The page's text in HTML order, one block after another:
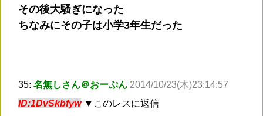
その後大騒ぎになった
ちなみにその子は小学3年生だった
35: 名無しさん＠おーぷん 2014/10/23(木)23:14:57
ID:1DvSkbfyw ▼このレスに返信